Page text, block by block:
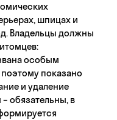
шпицах и
Владельцы должны
особым
показано
и удаление
обязательны, в